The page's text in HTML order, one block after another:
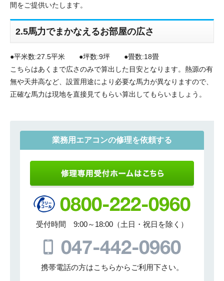
間をご提供いたします。
2.5馬力でまかなえるお部屋の広さ
●平米数:27.5平米 ●坪数:9坪 ●畳数:18畳
こちらはあくまで広さのみで算出した目安となります。熱源の有
無や天井高など、設置用途により必要な馬力が異なりますので、
正確な馬力は現地を直接見てもらい算出してもらいましょう。
業務用エアコンの修理を依頼する
受付時間 9:00～18:00（土日・祝日を除く）
携帯電話の方はこちらからご利用下さい。